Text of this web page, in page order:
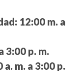
12:00 m. a
3:00 p. m.
a. m. a 3:00 p.